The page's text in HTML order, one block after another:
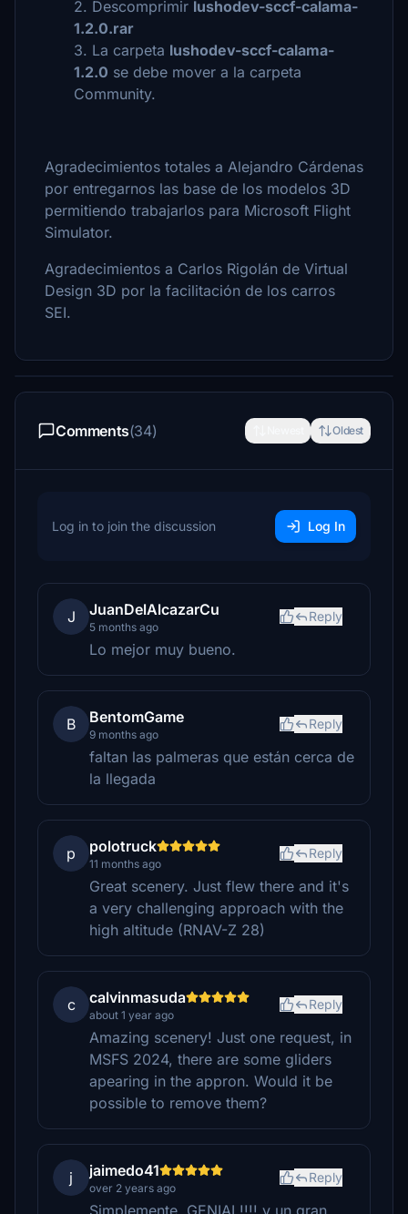
2. Descomprimir lushodev-sccf-calama-
1.2.0.rar
3. La carpeta lushodev-sccf-calama-
1.2.0 se debe mover a la carpeta
Community.
Agradecimientos totales a Alejandro Cárdenas
por entregarnos las base de los modelos 3D
permitiendo trabajarlos para Microsoft Flight
Simulator.
Agradecimientos a Carlos Rigolán de Virtual
Design 3D por la facilitación de los carros
SEI.
Comments(34) Oldest
Log in to join the discussion Log In
J JuanDelAlcazarCu
5 months ago
Reply
Lo mejor muy bueno.
B BentomGame
9 months ago
Reply
faltan las palmeras que están cerca de
la llegada
p polotruck
11 months ago
Reply
Great scenery. Just flew there and it's
a very challenging approach with the
high altitude (RNAV-Z 28)
c calvinmasuda
about 1 year ago
Reply
Amazing scenery! Just one request, in
MSFS 2024, there are some gliders
apearing in the appron. Would it be
possible to remove them?
j jaimedo41
over 2 years ago
Reply
Simplemente, GENIAL!!!! y un gran